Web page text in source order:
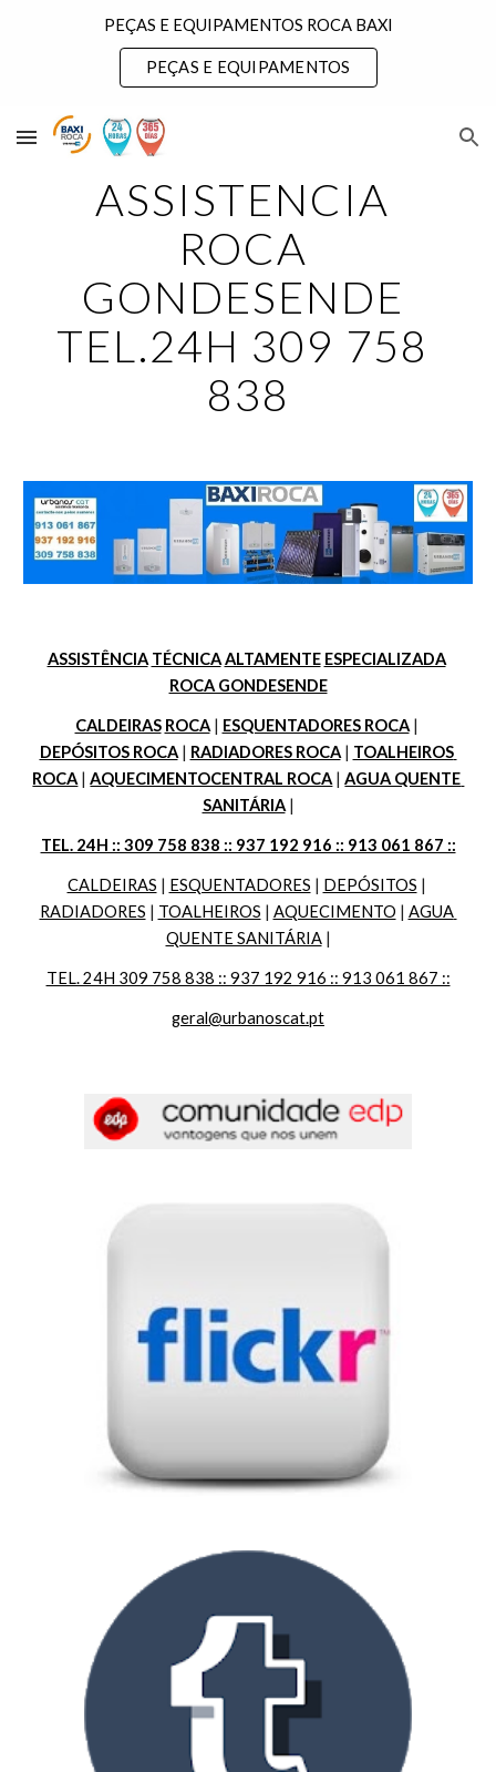
Skip to main content
PEÇAS E EQUIPAMENTOS ROCA BAXI
PEÇAS E EQUIPAMENTOS
ASSISTENCIA
ROCA
GONDESENDE
TEL.24H 309 758
838
ASSISTÊNCIA TÉCNICA ALTAMENTE ESPECIALIZADA
ROCA GONDESENDE
CALDEIRAS ROCA | ESQUENTADORES ROCA
DEPÓSITOS ROCA | RADIADORES ROCA | TOALHEIROS
ROCA | AQUECIMENTOCENTRAL ROCA | AGUA QUENTE
SANITÁRIA |
TEL. 24H :: 309 758 838 :: 937 192 916 :: 913 061 867 ::
CALDEIRAS | ESQUENTADORES | DEPÓSITOS
RADIADORES | TOALHEIROS | AQUECIMENTO | AGUA
QUENTE SANITÁRIA |
TEL. 24H 309 758 838 :: 937 192 916 :: 913 061 867 ::
geral@urbanoscat.pt